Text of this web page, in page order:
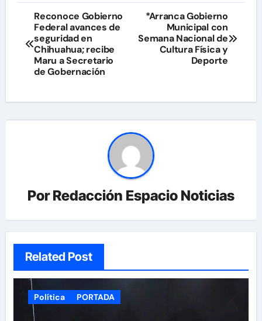
Navegación
de
entradas
Reconoce Gobierno
Federal avances de
seguridad en
Chihuahua; recibe
Maru a Secretario
de Gobernación
*Arranca Gobierno
Municipal con
Semana Nacional de
Cultura Física y
Deporte
PorRedacción Espacio Noticias
Related Post
Política PORTADA